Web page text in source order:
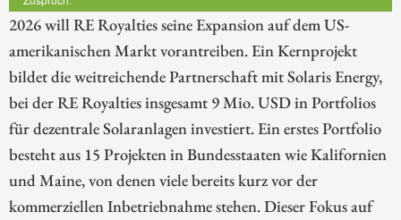
2026 will RE Royalties seine Expansion auf dem US-
amerikanischen Markt vorantreiben. Ein Kernprojekt
bildet die weitreichende Partnerschaft mit Solaris Energy,
bei der RE Royalties insgesamt 9 Mio. USD in Portfolios
für dezentrale Solaranlagen investiert. Ein erstes Portfolio
besteht aus 15 Projekten in Bundesstaaten wie Kalifornien
und Maine, von denen viele bereits kurz vor der
kommerziellen Inbetriebnahme stehen. Dieser Fokus auf